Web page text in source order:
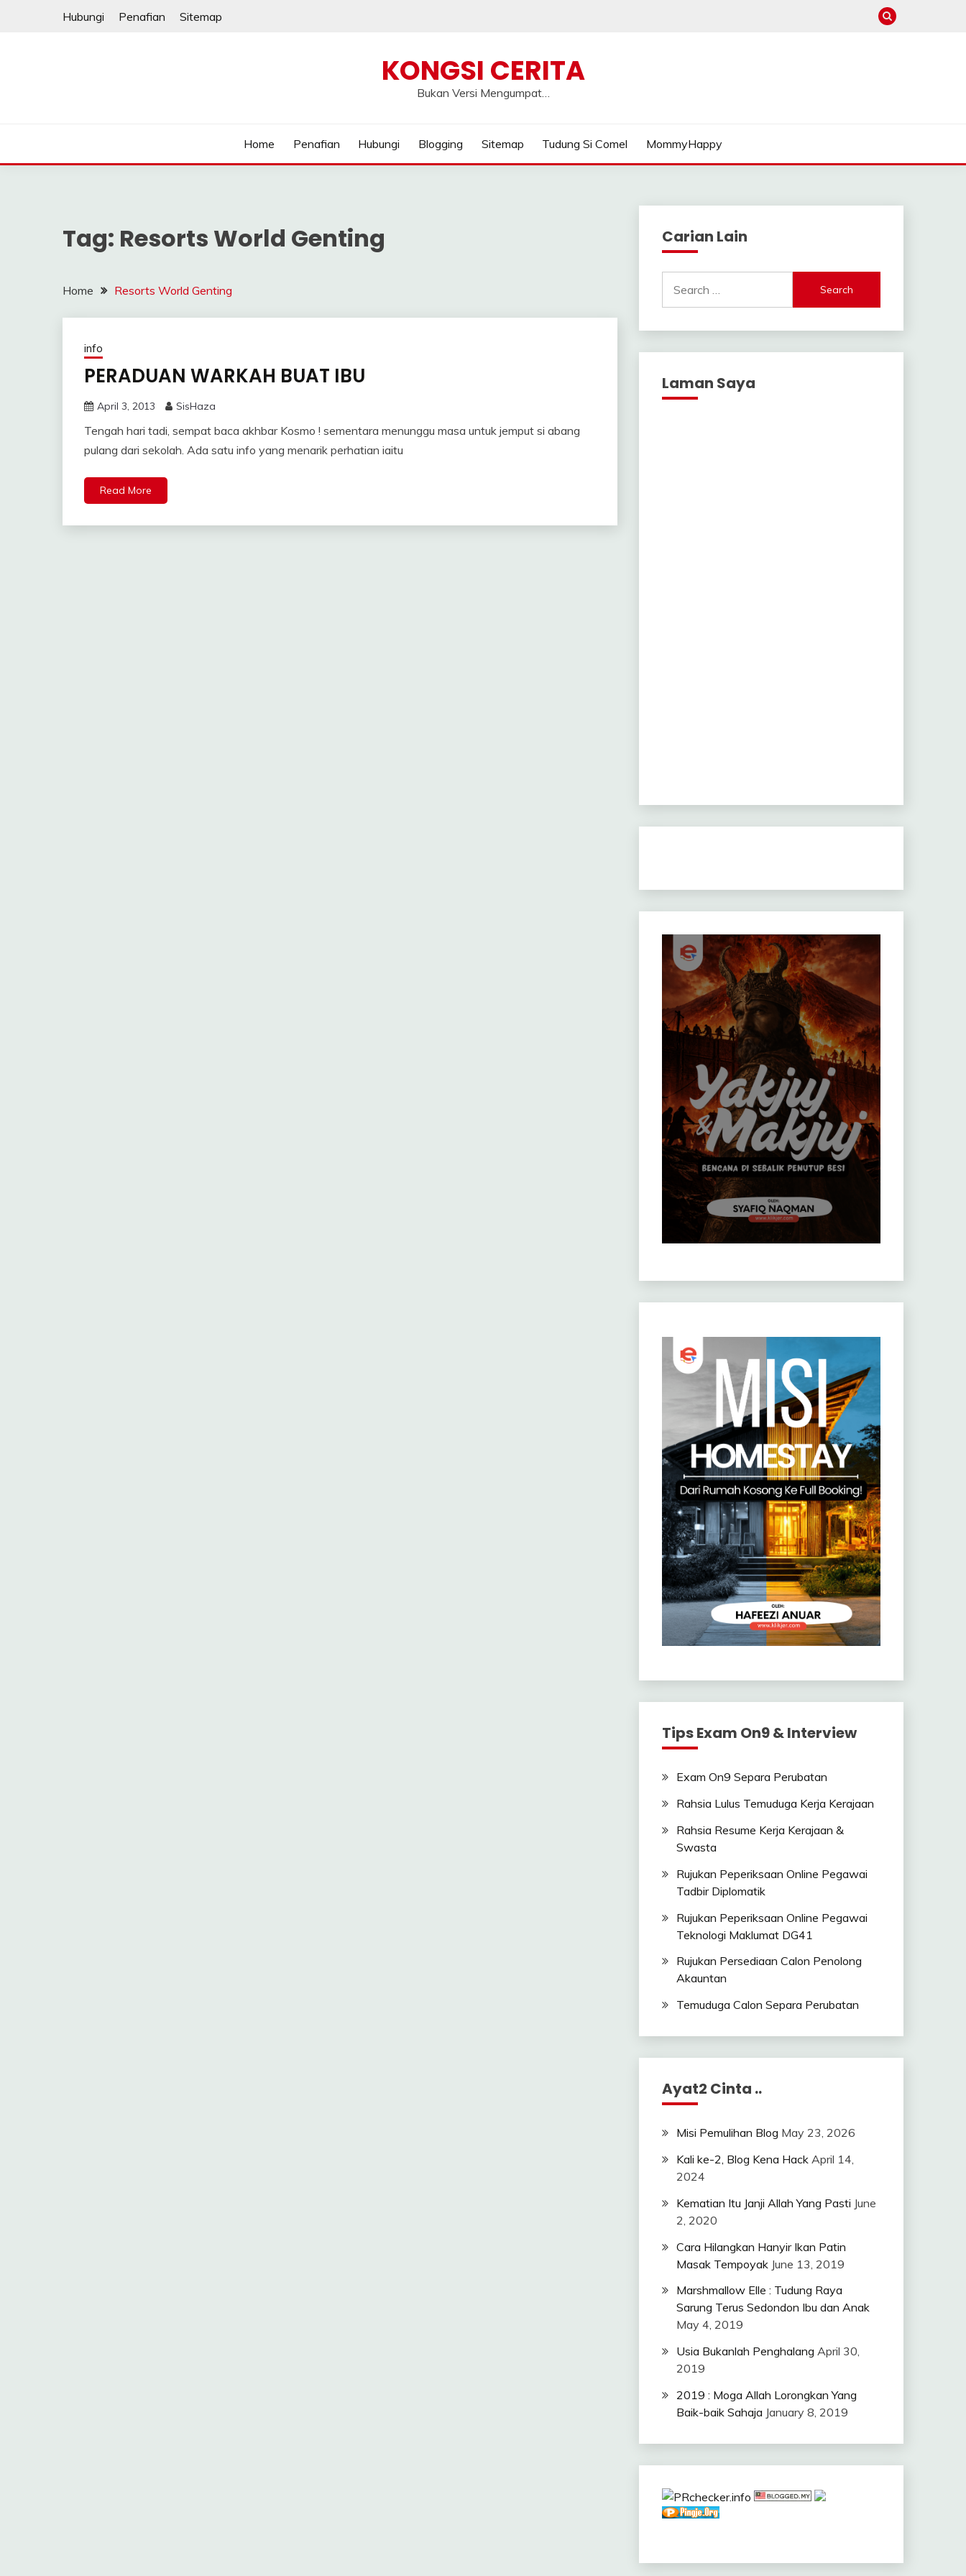
Hubungi Penafian Sitemap
KONGSI CERITA
Bukan Versi Mengumpat…
Home Penafian Hubungi Blogging Sitemap Tudung Si Comel MommyHappy
Tag: Resorts World Genting
Home Resorts World Genting
info
PERADUAN WARKAH BUAT IBU
April 3, 2013 SisHaza
Tengah hari tadi, sempat baca akhbar Kosmo ! sementara menunggu masa untuk jemput si abang
pulang dari sekolah. Ada satu info yang menarik perhatian iaitu
Read More
Carian Lain
for:
Laman Saya
Tips Exam On9 & Interview
Exam On9 Separa Perubatan
Rahsia Lulus Temuduga Kerja Kerajaan
Rahsia Resume Kerja Kerajaan &
Swasta
Rujukan Peperiksaan Online Pegawai
Tadbir Diplomatik
Rujukan Peperiksaan Online Pegawai
Teknologi Maklumat DG41
Rujukan Persediaan Calon Penolong
Akauntan
Temuduga Calon Separa Perubatan
Ayat2 Cinta ..
Misi Pemulihan Blog May 23, 2026
Kali ke-2, Blog Kena Hack April 14,
2024
Kematian Itu Janji Allah Yang Pasti June
2, 2020
Cara Hilangkan Hanyir Ikan Patin
Masak Tempoyak June 13, 2019
Marshmallow Elle : Tudung Raya
Sarung Terus Sedondon Ibu dan Anak
May 4, 2019
Usia Bukanlah Penghalang April 30,
2019
2019 : Moga Allah Lorongkan Yang
Baik-baik Sahaja January 8, 2019